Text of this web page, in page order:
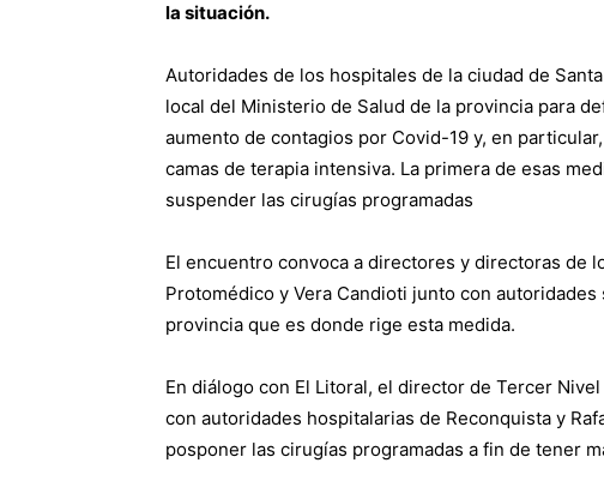
la situación.
Autoridades de los hospitales de la ciudad de
local del Ministerio de Salud de la provincia para
aumento de contagios por Covid-19 y, en
camas de terapia intensiva. La primera de esas
suspender las cirugías programadas
El encuentro convoca a directores y directoras de
Protomédico y Vera Candioti junto con
provincia que es donde rige esta medida.
En diálogo con El Litoral, el director de Tercer
con autoridades hospitalarias de Reconquista y
posponer las cirugías programadas a fin de tener